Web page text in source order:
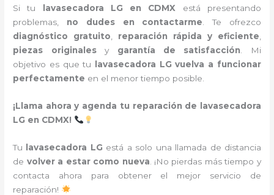
Si tu
lavasecadora LG en CDMX está presentando
problemas, no dudes en contactarme. Te ofrezco
diagnóstico gratuito, reparación rápida y eficiente,
piezas originalesy garantía de satisfacción. Mi
objetivo es que tu
lavasecadora LG vuelva a funcionar
perfectamente en el menor tiempo posible.
¡Llama ahora y agenda tu reparación de lavasecadora
LG en CDMX!
Tu lavasecadora LG está a solo una llamada de distancia
de volver a estar como nueva . ¡No pierdas más tiempo y
contacta ahora para obtener el mejor servicio de
reparación!